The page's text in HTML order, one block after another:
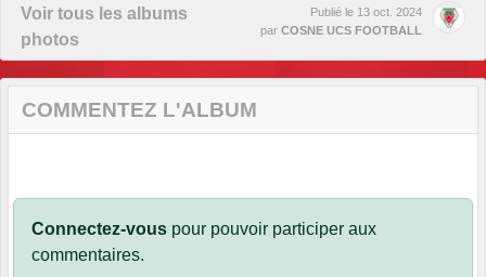
Voir tous les albums
photos
Publié le 13 oct. 2024
par COSNE UCS FOOTBALL
COMMENTEZ L'ALBUM
Connectez-vous pour pouvoir participer aux
commentaires.